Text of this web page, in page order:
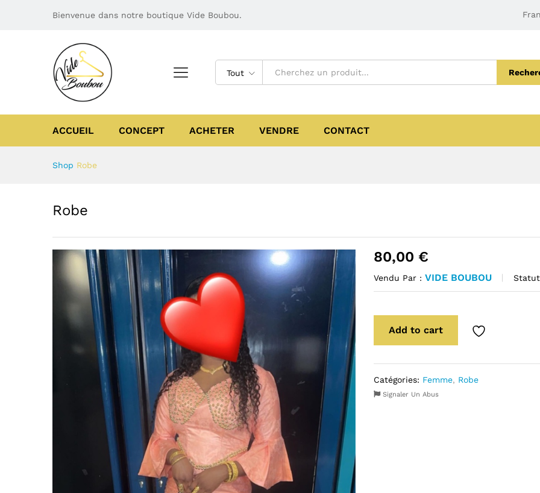
Bienvenue dans notre boutique Vide Boubou.
Tout
ACCUEIL CONCEPT ACHETER VENDRE CONTACT
Shop Robe
Robe
80,00 €
Vendu Par :VIDE BOUBOU
Add to cart
Catégories: Femme, Robe
Signaler Un Abus